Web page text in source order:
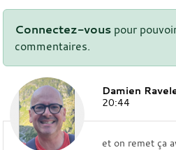
Connectez-vous pour
commentaires.
Damien
20:44
et on remet ça